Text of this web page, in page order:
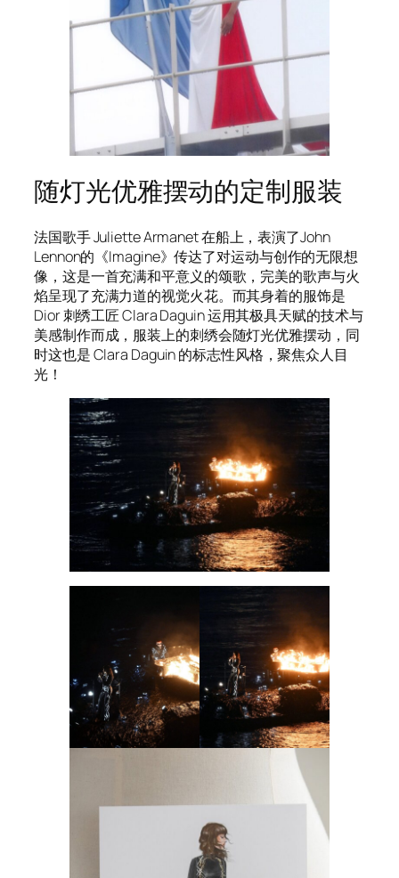
随灯光优雅摆动的定制服装
法国歌手 Juliette Armanet 在船上，表演了John
Lennon的《Imagine》传达了对运动与创作的无限想
像，这是一首充满和平意义的颂歌，完美的歌声与火
焰呈现了充满力道的视觉火花。而其身着的服饰是
Dior 刺绣工匠 Clara Daguin 运用其极具天赋的技术与
美感制作而成，服装上的刺绣会随灯光优雅摆动，同
时这也是 Clara Daguin 的标志性风格，聚焦众人目
光！